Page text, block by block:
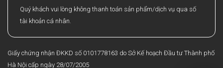
Quý khách vui lòng không thanh toán sản phẩm/dịch vụ qua số
tài khoản cá nhân.
Giấy chứng nhận ĐKKD số 0101778163 do Sở Kế hoạch Đầu tư Thành phố
Hà Nội cấp ngày 28/07/2005